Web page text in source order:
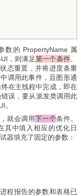
数的 PropertyName 属
，则满足第一个条件。
态重置，并将进度条重
调用此事件，且图形通
在主线程中完成，即在
误，要从派发类调用此
。
就会调用下一个条件。
其中填入相应的优化日
器填充了固定的参数：
程报告的参数和表格已